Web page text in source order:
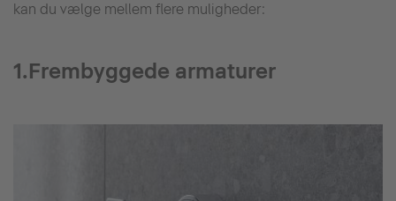
kan du vælge mellem flere muligheder:
1.Frembyggede armaturer